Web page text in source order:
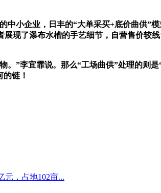
小企业，日丰的“大单采买+底价曲供”
现了瀑布水槽的手艺细节，自营售价较
”李宜霏说。那么“工场曲供”处理的则
链！
元，占地102亩...